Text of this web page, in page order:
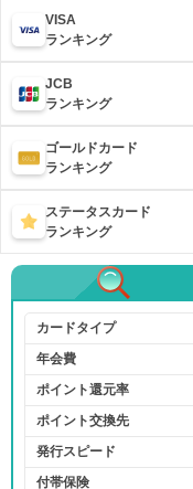
VISA
ランキング
JCB
ランキング
ゴールドカード
ランキング
ステータスカード
ランキング
カードタイプ
年会費
ポイント還元率
ポイント交換先
発行スピード
付帯保険